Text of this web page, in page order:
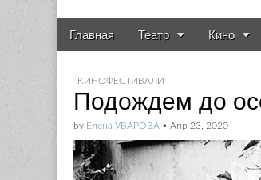
Газета о
Main menu
Skip to content
Главная Театр Кино
КИНОФЕСТИВАЛИ
Подождем до
by Елена УВАРОВА • Апр 23, 2020